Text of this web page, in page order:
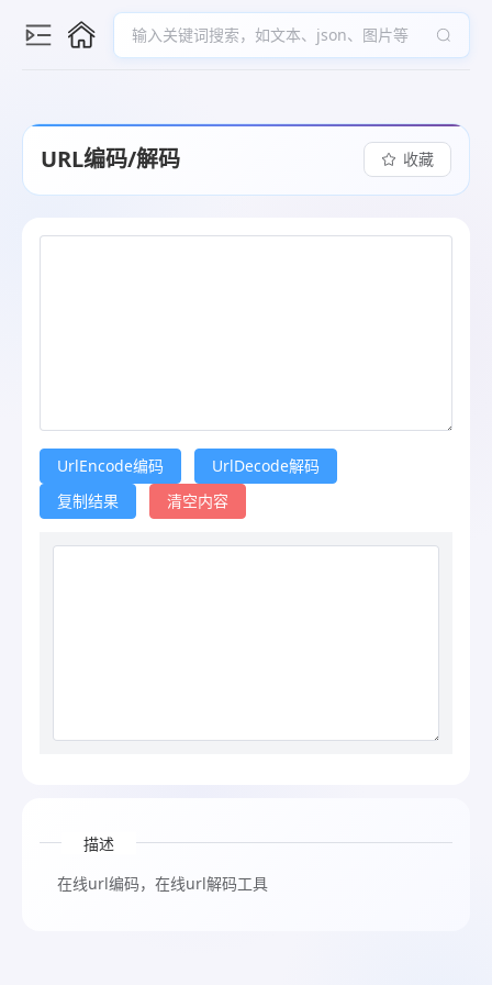
输入关键词搜索，如文本、json、图片等
URL编码/解码 收藏
UrlEncode编码
UrlDecode解码
复制结果
清空内容
描述
在线url编码，在线url解码工具